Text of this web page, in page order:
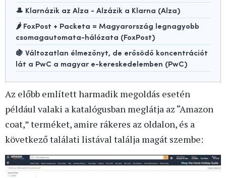
🎩 Klarnázik az Alza - Alzázik a Klarna (Alza)
🌶️ FoxPost + Packeta = Magyarország legnagyobb
csomagautomata-hálózata (FoxPost)
🍇 Változatlan élmezőnyt, de erősödő koncentrációt
lát a PwC a magyar e-kereskedelemben (PwC)
Az előbb említett harmadik megoldás esetén
például valaki a katalógusban meglátja az “Amazon
coat,” terméket, amire rákeres az oldalon, és a
következő találati listával találja magát szembe: